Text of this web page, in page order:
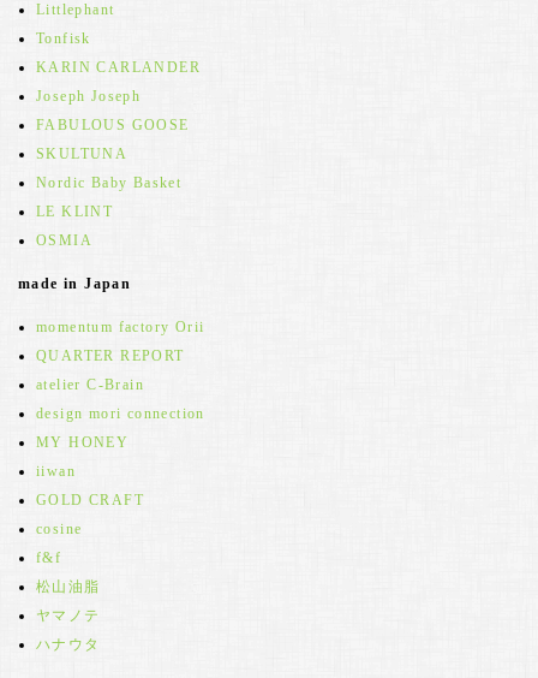
Littlephant
Tonfisk
KARIN CARLANDER
Joseph Joseph
FABULOUS GOOSE
SKULTUNA
Nordic Baby Basket
LE KLINT
OSMIA
made in Japan
momentum factory Orii
QUARTER REPORT
atelier C-Brain
design mori connection
MY HONEY
iiwan
GOLD CRAFT
cosine
f&f
松山油脂
ヤマノテ
ハナウタ